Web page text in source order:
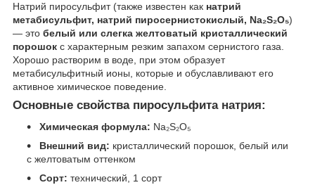
Натрий пиросульфит (также известен как натрий
метабисульфит, натрий пиросернистокислый, Na₂S₂O₅)
— это белый или слегка желтоватый кристаллический
порошок с характерным резким запахом сернистого газа.
Хорошо растворим в воде, при этом образует
метабисульфитный ионы, которые и обуславливают его
активное химическое поведение.
Основные свойства пиросульфита натрия:
Химическая формула: Na₂S₂O₅
Внешний вид: кристаллический порошок, белый или
с желтоватым оттенком
Сорт: технический, 1 сорт